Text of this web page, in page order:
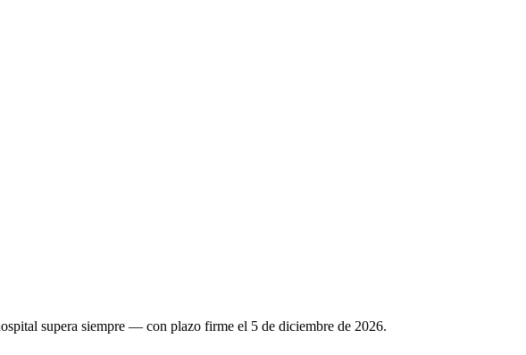
supera siempre — con plazo firme el 5 de diciembre de 2026.